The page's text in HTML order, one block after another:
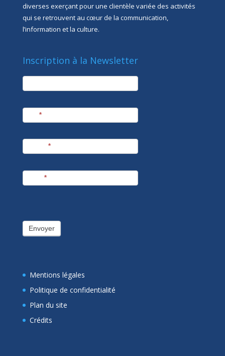
diverses exerçant pour une clientèle variée des activités
qui se retrouvent au cœur de la communication,
l’information et la culture.
Inscription à la Newsletter
newsletter
*
*
*
Envoyer
Mentions légales
Politique de confidentialité
Plan du site
Crédits